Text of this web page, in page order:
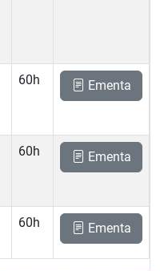
60h Ementa
60h Ementa
60h Ementa